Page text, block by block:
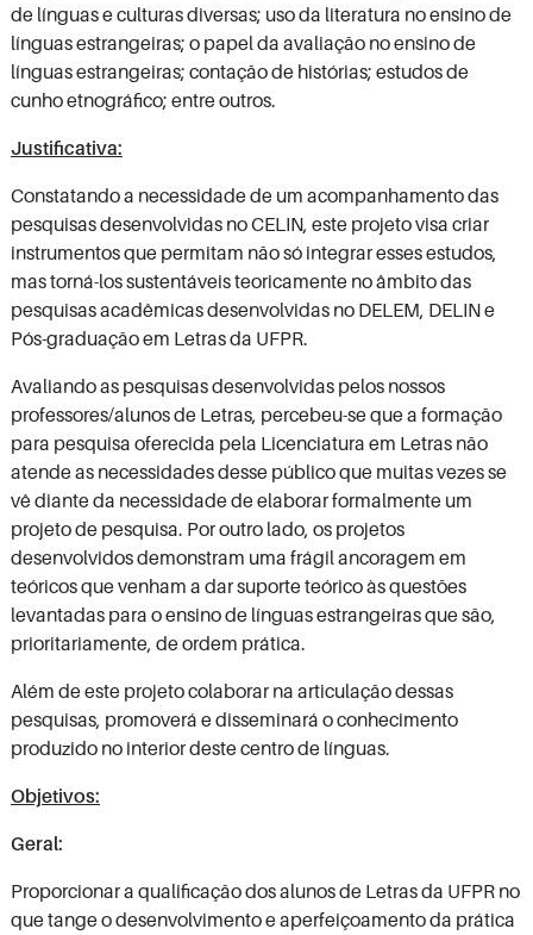
de línguas e culturas diversas; uso da literatura no ensino de
línguas estrangeiras; o papel da avaliação no ensino de
línguas estrangeiras; contação de histórias; estudos de
cunho etnográfico; entre outros.
Justificativa:
Constatando a necessidade de um acompanhamento das
pesquisas desenvolvidas no CELIN, este projeto visa criar
instrumentos que permitam não só integrar esses estudos,
mas torná-los sustentáveis teoricamente no âmbito das
pesquisas acadêmicas desenvolvidas no DELEM, DELIN e
Pós-graduação em Letras da UFPR.
Avaliando as pesquisas desenvolvidas pelos nossos
professores/alunos de Letras, percebeu-se que a formação
para pesquisa oferecida pela Licenciatura em Letras não
atende as necessidades desse público que muitas vezes se
vê diante da necessidade de elaborar formalmente um
projeto de pesquisa. Por outro lado, os projetos
desenvolvidos demonstram uma frágil ancoragem em
teóricos que venham a dar suporte teórico às questões
levantadas para o ensino de línguas estrangeiras que são,
prioritariamente, de ordem prática.
Além de este projeto colaborar na articulação dessas
pesquisas, promoverá e disseminará o conhecimento
produzido no interior deste centro de línguas.
Objetivos:
Geral:
Proporcionar a qualificação dos alunos de Letras da UFPR no
que tange o desenvolvimento e aperfeiçoamento da prática